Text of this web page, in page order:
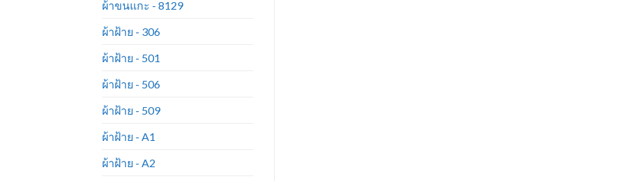
ผ้าขนแกะ - 8129
ผ้าฝ้าย - 306
ผ้าฝ้าย - 501
ผ้าฝ้าย - 506
ผ้าฝ้าย - 509
ผ้าฝ้าย - A1
ผ้าฝ้าย - A2